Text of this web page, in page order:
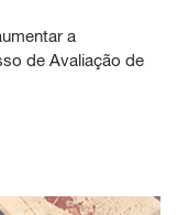
a
de Avaliação de